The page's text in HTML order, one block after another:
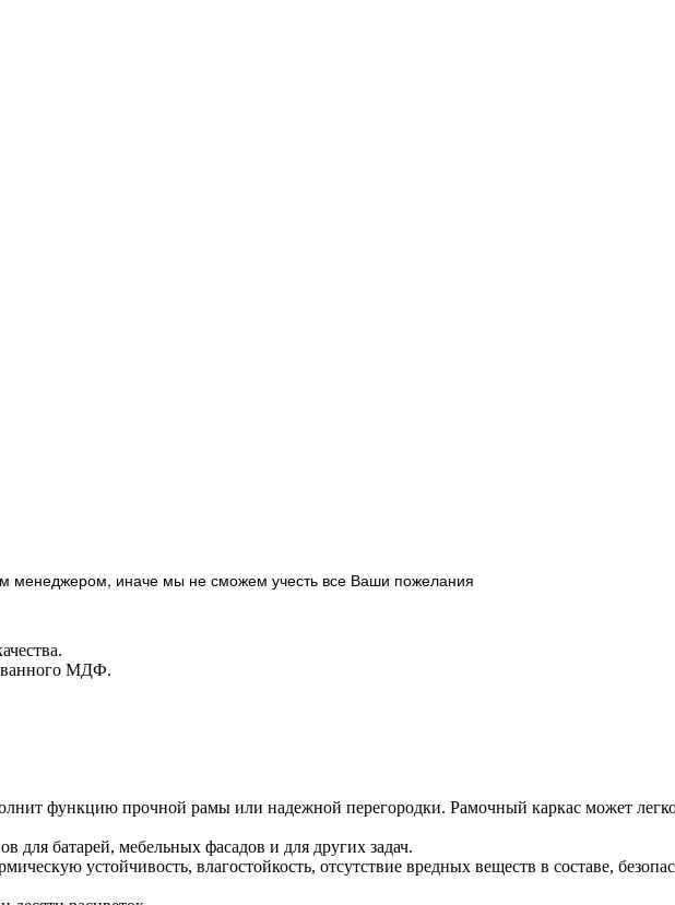
менеджером, иначе мы не сможем учесть все Ваши пожелания
МДФ.
функцию прочной рамы или надежной перегородки. Рамочный каркас может
для батарей, мебельных фасадов и для других задач.
устойчивость, влагостойкость, отсутствие вредных веществ в составе,